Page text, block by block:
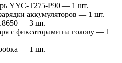
YYC-T275-P90 — 1 шт.
аккумуляторов — 1 шт.
— 3 шт.
с фиксаторами на голову — 1
— 1 шт.